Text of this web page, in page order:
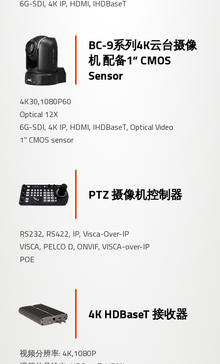
6G-SDI, 4K IP, HDMI, IHDBaseT
BC-9系列4K云台摄像
机 配备1“ CMOS
Sensor
4K30,1080P60
Optical 12X
6G-SDI, 4K IP, HDMI, IHDBaseT, Optical Video
1" CMOS sensor
PTZ 摄像机控制器
RS232, RS422, IP, Visca-Over-IP
VISCA, PELCO D, ONVIF, VISCA-over-IP
POE
4K HDBaseT 接收器
视频分辨率: 4K,1080P